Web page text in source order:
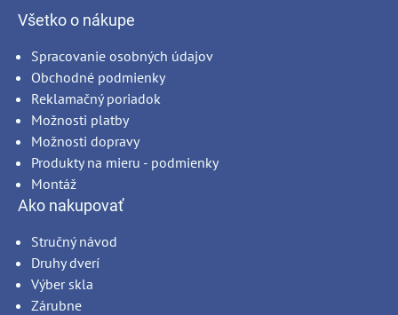
Všetko o nákupe
Spracovanie osobných údajov
Obchodné podmienky
Reklamačný poriadok
Možnosti platby
Možnosti dopravy
Produkty na mieru - podmienky
Montáž
Ako nakupovať
Stručný návod
Druhy dverí
Výber skla
Zárubne